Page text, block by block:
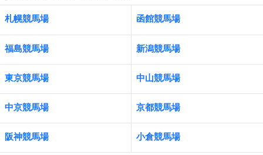
札幌競馬場 函館競馬場
福島競馬場 新潟競馬場
東京競馬場 中山競馬場
中京競馬場 京都競馬場
阪神競馬場 小倉競馬場